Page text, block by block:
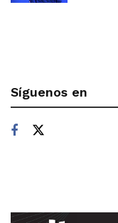
Síguenos en